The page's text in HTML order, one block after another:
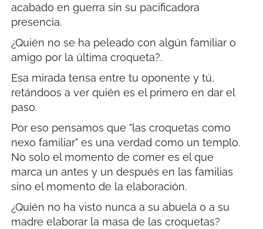
acabado en guerra sin su pacificadora
presencia.
¿Quién no se ha peleado con algún familiar o
amigo por la última croqueta?.
Esa mirada tensa entre tu oponente y tú,
retándoos a ver quién es el primero en dar el
paso.
Por eso pensamos que "las croquetas como
nexo familiar" es una verdad como un templo.
No solo el momento de comer es el que
marca un antes y un después en las familias
sino el momento de la elaboración.
¿Quién no ha visto nunca a su abuela o a su
madre elaborar la masa de las croquetas?